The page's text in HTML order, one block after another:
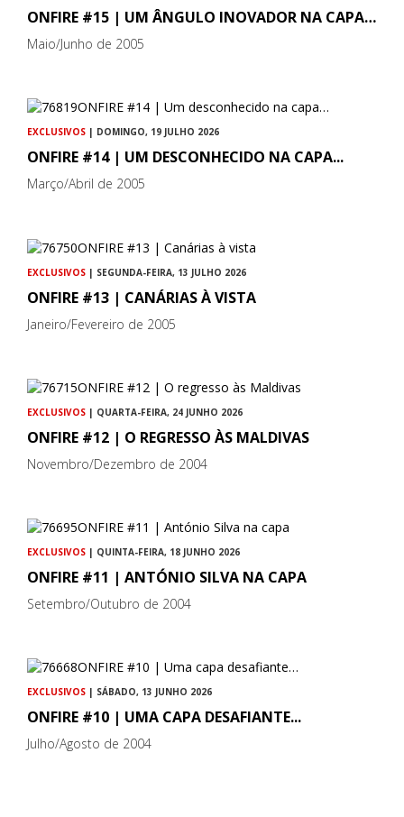
ONFIRE #15 | UM ÂNGULO INOVADOR NA CAPA…
Maio/Junho de 2005
EXCLUSIVOS | DOMINGO, 19 JULHO 2026
ONFIRE #14 | UM DESCONHECIDO NA CAPA...
Março/Abril de 2005
EXCLUSIVOS | SEGUNDA-FEIRA, 13 JULHO 2026
ONFIRE #13 | CANÁRIAS À VISTA
Janeiro/Fevereiro de 2005
EXCLUSIVOS | QUARTA-FEIRA, 24 JUNHO 2026
ONFIRE #12 | O REGRESSO ÀS MALDIVAS
Novembro/Dezembro de 2004
EXCLUSIVOS | QUINTA-FEIRA, 18 JUNHO 2026
ONFIRE #11 | ANTÓNIO SILVA NA CAPA
Setembro/Outubro de 2004
EXCLUSIVOS | SÁBADO, 13 JUNHO 2026
ONFIRE #10 | UMA CAPA DESAFIANTE...
Julho/Agosto de 2004